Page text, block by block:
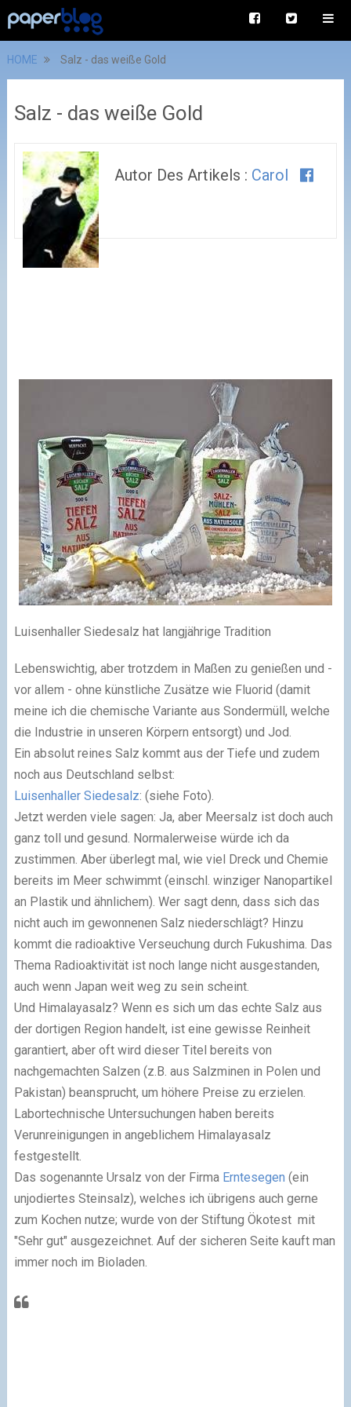
HOME Salz - das weiße Gold
Salz - das weiße Gold
Autor Des Artikels : Carol
Luisenhaller Siedesalz hat langjährige Tradition
Lebenswichtig, aber trotzdem in Maßen zu genießen und -
vor allem - ohne künstliche Zusätze wie Fluorid (damit
meine ich die chemische Variante aus Sondermüll, welche
die Industrie in unseren Körpern entsorgt) und Jod.
Ein absolut reines Salz kommt aus der Tiefe und zudem
noch aus Deutschland selbst:
Luisenhaller Siedesalz: (siehe Foto).
Jetzt werden viele sagen: Ja, aber Meersalz ist doch auch
ganz toll und gesund. Normalerweise würde ich da
zustimmen. Aber überlegt mal, wie viel Dreck und Chemie
bereits im Meer schwimmt (einschl. winziger Nanopartikel
an Plastik und ähnlichem). Wer sagt denn, dass sich das
nicht auch im gewonnenen Salz niederschlägt? Hinzu
kommt die radioaktive Verseuchung durch Fukushima. Das
Thema Radioaktivität ist noch lange nicht ausgestanden,
auch wenn Japan weit weg zu sein scheint.
Und Himalayasalz? Wenn es sich um das echte Salz aus
der dortigen Region handelt, ist eine gewisse Reinheit
garantiert, aber oft wird dieser Titel bereits von
nachgemachten Salzen (z.B. aus Salzminen in Polen und
Pakistan) beansprucht, um höhere Preise zu erzielen.
Labortechnische Untersuchungen haben bereits
Verunreinigungen in angeblichem Himalayasalz
festgestellt.
Das sogenannte Ursalz von der Firma Erntesegen (ein
unjodiertes Steinsalz), welches ich übrigens auch gerne
zum Kochen nutze; wurde von der Stiftung Ökotest mit
"Sehr gut" ausgezeichnet. Auf der sicheren Seite kauft man
immer noch im Bioladen.